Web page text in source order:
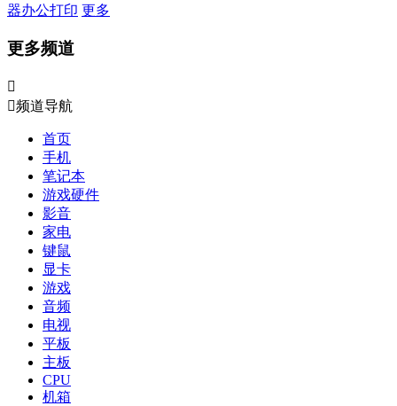
器办公打印 更多
更多频道

频道导航
首页
手机
笔记本
游戏硬件
影音
家电
键鼠
显卡
游戏
音频
电视
平板
主板
CPU
机箱